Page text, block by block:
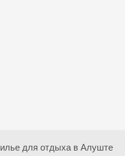
для отдыха в Алуште